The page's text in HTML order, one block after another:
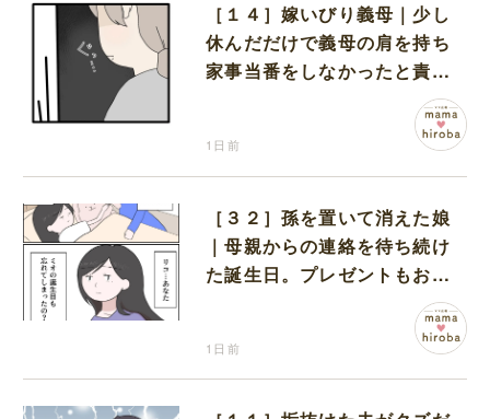
［１４］嫁いびり義母｜少し
休んだだけで義母の肩を持ち
家事当番をしなかったと責め
1日前
［３２］孫を置いて消えた娘
｜母親からの連絡を待ち続け
た誕生日。プレゼントもお祝
1日前